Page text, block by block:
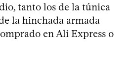
tanto los de la túnica
la hinchada armada
en Ali Express o